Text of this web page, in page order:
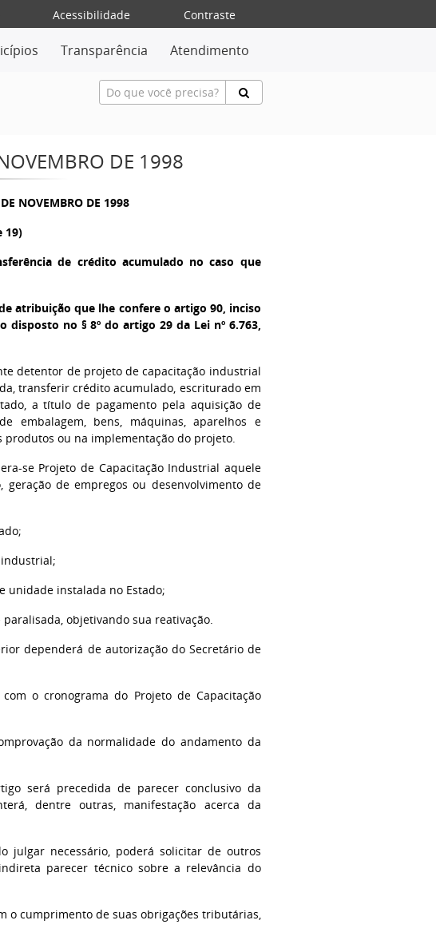
Acessibilidade
Contraste
Transparência Atendimento
DE 1998
NOVEMBRO DE 1998
19)
de crédito acumulado no caso que
atribuição que lhe confere o artigo 90, inciso
no § 8º do artigo 29 da Lei nº 6.763,
detentor de projeto de capacitação industrial
transferir crédito acumulado, escriturado em
a título de pagamento pela aquisição de
embalagem, bens, máquinas, aparelhos e
ou na implementação do projeto.
se Projeto de Capacitação Industrial aquele
de empregos ou desenvolvimento de
unidade instalada no Estado;
objetivando sua reativação.
dependerá de autorização do Secretário de
o cronograma do Projeto de Capacitação
da normalidade do andamento da
será precedida de parecer conclusivo da
dentre outras, manifestação acerca da
julgar necessário, poderá solicitar de outros
parecer técnico sobre a relevância do
o cumprimento de suas obrigações tributárias,